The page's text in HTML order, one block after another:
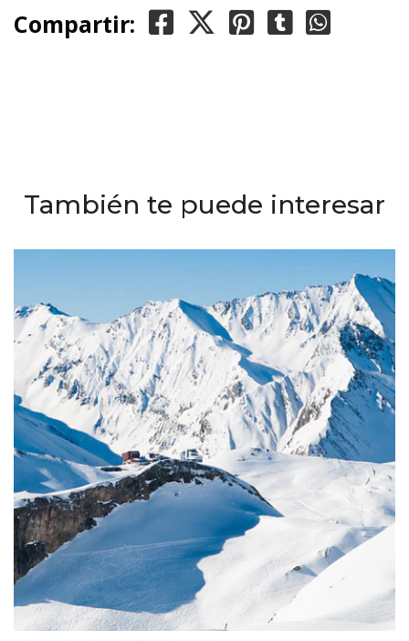
Compartir:
También te puede interesar